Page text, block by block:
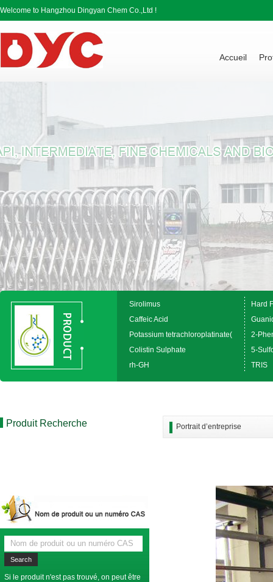
Welcome to Hangzhou Dingyan Chem Co.,Ltd !
Accueil
Sirolimus
Hard
Caffeic Acid
Potassium tetrachloroplatinate(
2-
Colistin Sulphate
5-
rh-GH
TRIS
Produit Recherche
Si le produit n'est pas trouvé, on peut être
Portrait d’entreprise